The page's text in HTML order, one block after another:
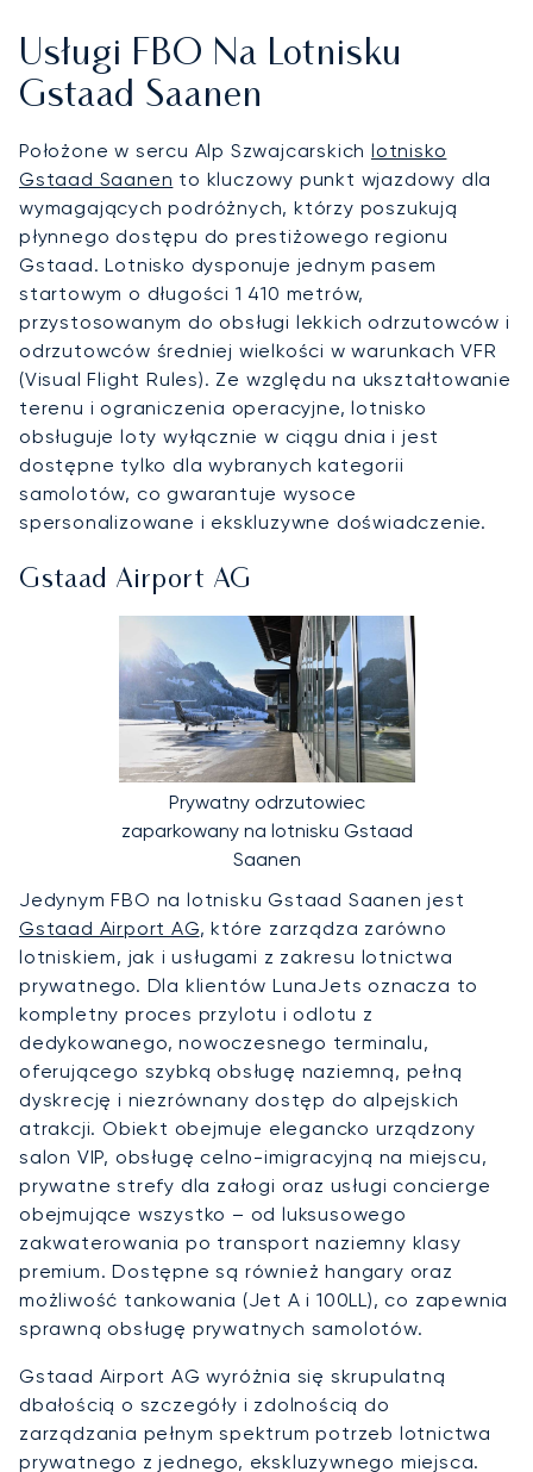
Usługi FBO Na Lotnisku
Gstaad Saanen
Położone w sercu Alp Szwajcarskich lotnisko
Gstaad Saanen to kluczowy punkt wjazdowy dla
wymagających podróżnych, którzy poszukują
płynnego dostępu do prestiżowego regionu
Gstaad. Lotnisko dysponuje jednym pasem
startowym o długości 1 410 metrów,
przystosowanym do obsługi lekkich odrzutowców i
odrzutowców średniej wielkości w warunkach VFR
(Visual Flight Rules). Ze względu na ukształtowanie
terenu i ograniczenia operacyjne, lotnisko
obsługuje loty wyłącznie w ciągu dnia i jest
dostępne tylko dla wybranych kategorii
samolotów, co gwarantuje wysoce
spersonalizowane i ekskluzywne doświadczenie.
Gstaad Airport AG
Prywatny odrzutowiec
zaparkowany na lotnisku Gstaad
Saanen
Jedynym FBO na lotnisku Gstaad Saanen jest
Gstaad Airport AG, które zarządza zarówno
lotniskiem, jak i usługami z zakresu lotnictwa
prywatnego. Dla klientów LunaJets oznacza to
kompletny proces przylotu i odlotu z
dedykowanego, nowoczesnego terminalu,
oferującego szybką obsługę naziemną, pełną
dyskrecję i niezrównany dostęp do alpejskich
atrakcji. Obiekt obejmuje elegancko urządzony
salon VIP, obsługę celno-imigracyjną na miejscu,
prywatne strefy dla załogi oraz usługi concierge
obejmujące wszystko – od luksusowego
zakwaterowania po transport naziemny klasy
premium. Dostępne są również hangary oraz
możliwość tankowania (Jet A i 100LL), co zapewnia
sprawną obsługę prywatnych samolotów.
Gstaad Airport AG wyróżnia się skrupulatną
dbałością o szczegóły i zdolnością do
zarządzania pełnym spektrum potrzeb lotnictwa
prywatnego z jednego, ekskluzywnego miejsca.